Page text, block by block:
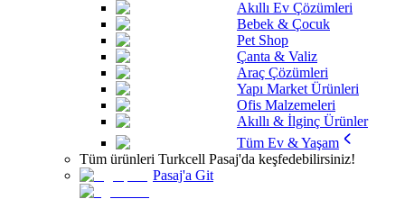
Akıllı Ev Çözümleri
Bebek & Çocuk
Pet Shop
Çanta & Valiz
Araç Çözümleri
Yapı Market Ürünleri
Ofis Malzemeleri
Akıllı & İlginç Ürünler
Tüm Ev & Yaşam
Tüm ürünleri Turkcell Pasaj'da keşfedebilirsiniz!
Pasaj'a Git